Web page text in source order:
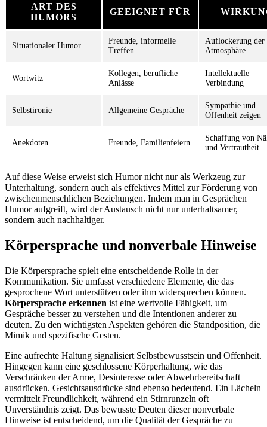
ART DES
HUMORS
GEEIGNET FÜR
Situationaler Humor
Freunde, informelle
Treffen
Auflockerung der
Atmosphäre
Wortwitz
Kollegen, berufliche
Anlässe
Intellektuelle
Verbindung
Selbstironie Allgemeine Gespräche
Sympathie und
Offenheit zeigen
Anekdoten Freunde, Familienfeiern
Schaffung von
und Vertrautheit
Auf diese Weise erweist sich Humor nicht nur als Werkzeug zur
Unterhaltung, sondern auch als effektives Mittel zur Förderung von
zwischenmenschlichen Beziehungen. Indem man in Gesprächen
Humor aufgreift, wird der Austausch nicht nur unterhaltsamer,
sondern auch nachhaltiger.
Körpersprache und nonverbale Hinweise
Die Körpersprache spielt eine entscheidende Rolle in der
Kommunikation. Sie umfasst verschiedene Elemente, die das
gesprochene Wort unterstützen oder ihm widersprechen können.
Körpersprache erkennen ist eine wertvolle Fähigkeit, um
Gespräche besser zu verstehen und die Intentionen anderer zu
deuten. Zu den wichtigsten Aspekten gehören die Standposition, die
Mimik und spezifische Gesten.
Eine aufrechte Haltung signalisiert Selbstbewusstsein und Offenheit.
Hingegen kann eine geschlossene Körperhaltung, wie das
Verschränken der Arme, Desinteresse oder Abwehrbereitschaft
ausdrücken. Gesichtsausdrücke sind ebenso bedeutend. Ein Lächeln
vermittelt Freundlichkeit, während ein Stirnrunzeln oft
Unverständnis zeigt. Das bewusste Deuten dieser nonverbale
Hinweise ist entscheidend, um die Qualität der Gespräche zu